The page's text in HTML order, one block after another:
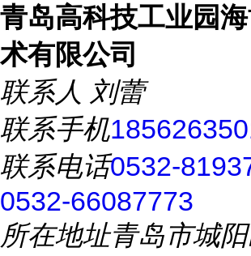
青岛高科技工业园
术有限公司
联系人 刘蕾
联系手机
联系电话0532-
0532-66087773
所在地址青岛市城